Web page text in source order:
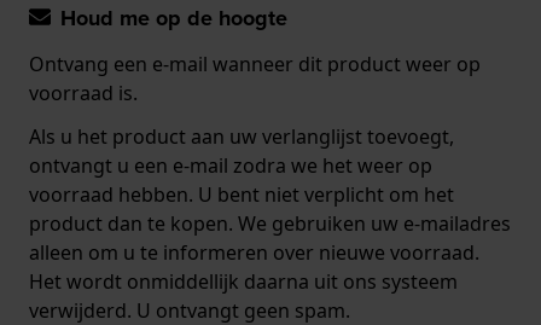
Houd me op de hoogte
Ontvang een e-mail wanneer dit product weer op
voorraad is.
Als u het product aan uw verlanglijst toevoegt,
ontvangt u een e-mail zodra we het weer op
voorraad hebben. U bent niet verplicht om het
product dan te kopen. We gebruiken uw e-mailadres
alleen om u te informeren over nieuwe voorraad.
Het wordt onmiddellijk daarna uit ons systeem
verwijderd. U ontvangt geen spam.